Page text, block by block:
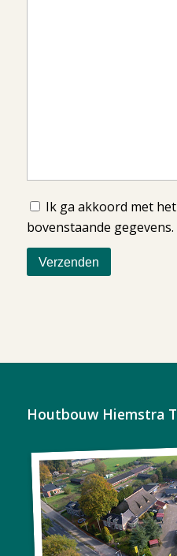
Ik ga akkoord met
bovenstaande gegevens.
Houtbouw Hiemstra